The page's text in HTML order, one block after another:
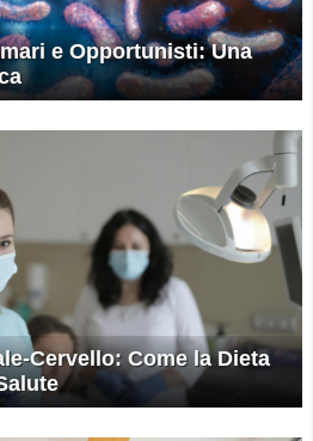
e Opportunisti: Una
Cervello: Come la Dieta